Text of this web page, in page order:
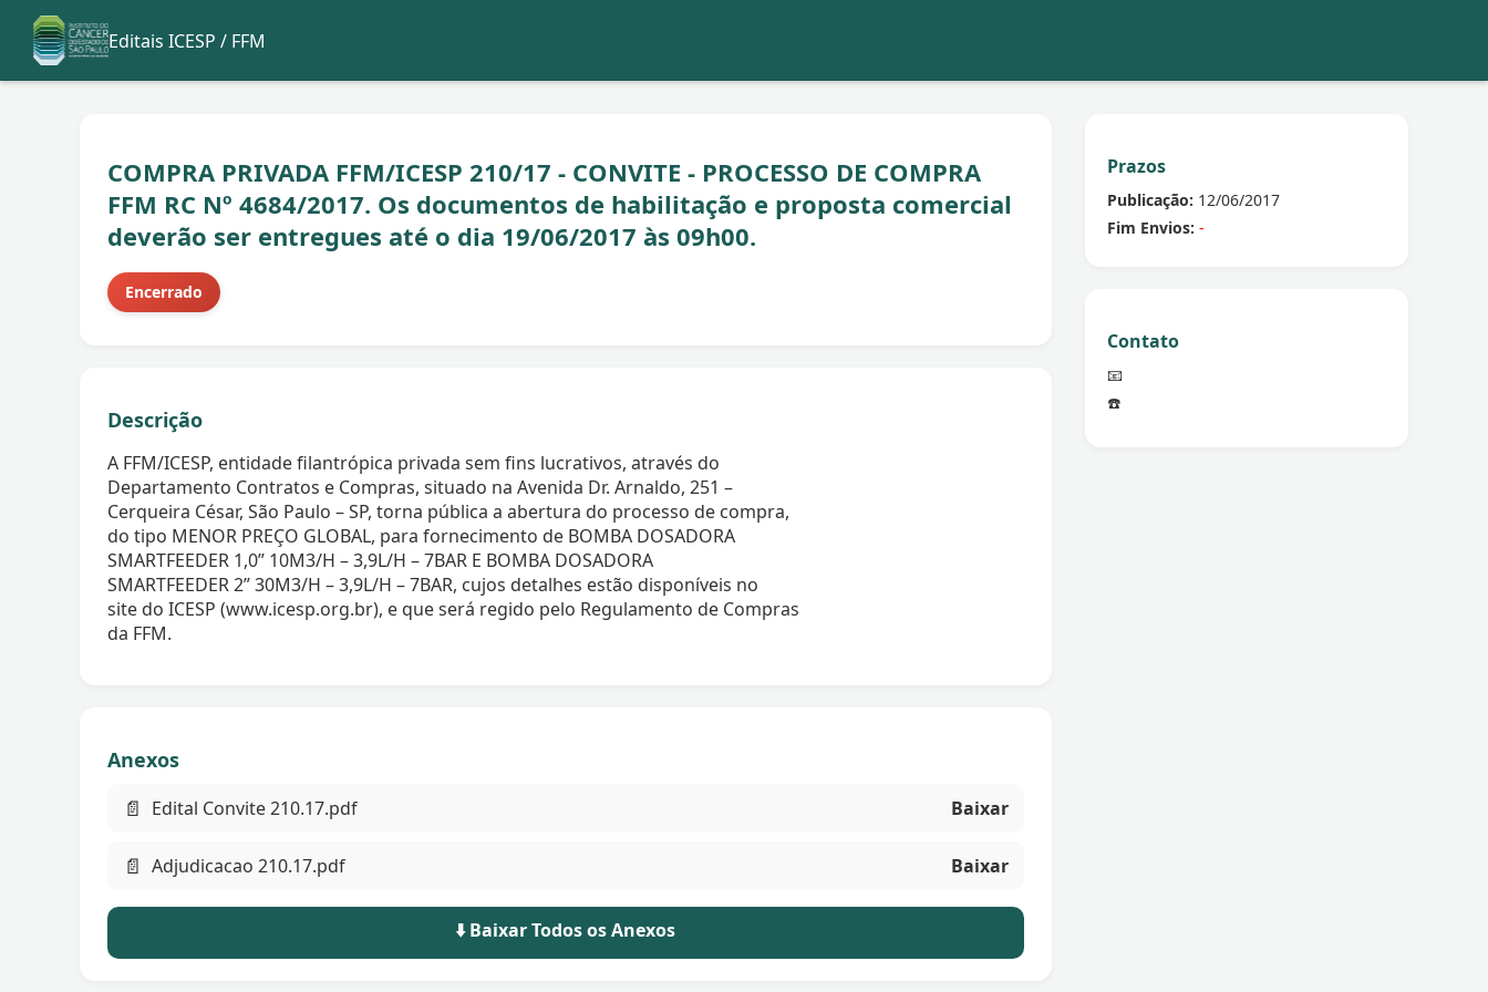
Editais ICESP / FFM
COMPRA PRIVADA FFM/ICESP 210/17 - CONVITE - PROCESSO DE COMPRA
FFM RC Nº 4684/2017. Os documentos de habilitação e proposta comercial
deverão ser entregues até o dia 19/06/2017 às 09h00.
Encerrado
Descrição
A FFM/ICESP, entidade filantrópica privada sem fins lucrativos, através do
Departamento Contratos e Compras, situado na Avenida Dr. Arnaldo, 251 –
Cerqueira César, São Paulo – SP, torna pública a abertura do processo de compra,
do tipo MENOR PREÇO GLOBAL, para fornecimento de BOMBA DOSADORA
SMARTFEEDER 1,0” 10M3/H – 3,9L/H – 7BAR E BOMBA DOSADORA
SMARTFEEDER 2” 30M3/H – 3,9L/H – 7BAR, cujos detalhes estão disponíveis no
site do ICESP (www.icesp.org.br), e que será regido pelo Regulamento de Compras
da FFM.
Anexos
📄 Edital Convite 210.17.pdf Baixar
📄 Adjudicacao 210.17.pdf Baixar
⬇️ Baixar Todos os Anexos
Prazos
Publicação: 12/06/2017
Fim Envios: -
Contato
📧
☎️